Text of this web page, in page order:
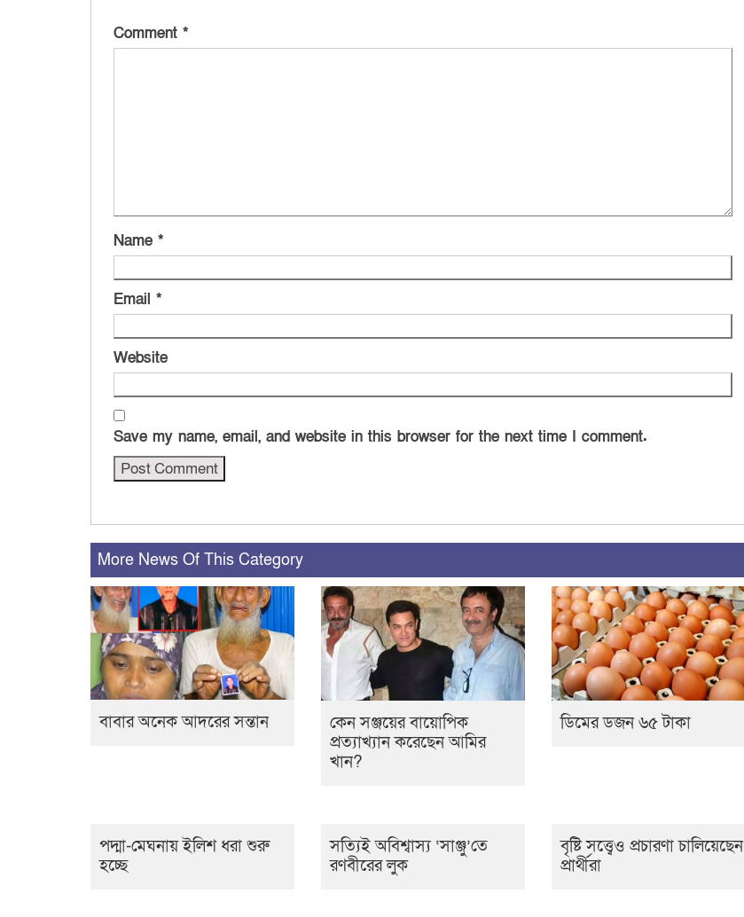
Comment *
Name *
Email *
Website
Save my name, email, and website in this browser for the next time I comment.
More News Of This Category
বাবার অনেক আদরের সন্তান
কেন সঞ্জয়ের বায়োপিক
প্রত্যাখ্যান করেছেন আমির
খান?
ডিমের ডজন ৬৫ টাকা
পদ্মা-মেঘনায় ইলিশ ধরা শুরু
হচ্ছে
সত্যিই অবিশ্বাস্য ‘সাঞ্জু’তে
রণবীরের লুক
বৃষ্টি সত্ত্বেও প্রচারণা চালিয়েছেন
প্রার্থীরা